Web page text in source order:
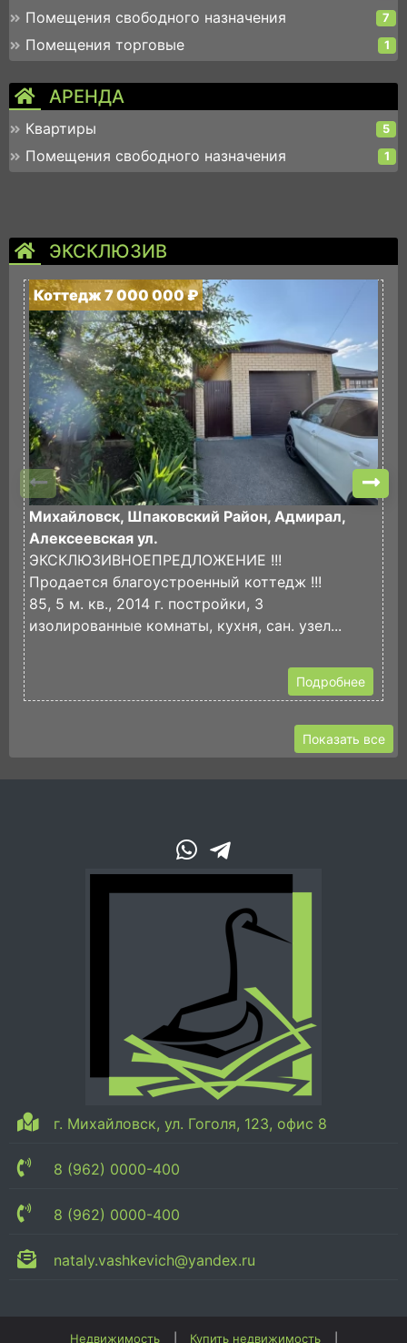
Помещения свободного назначения 7
Помещения торговые 1
АРЕНДА
Квартиры 5
Помещения свободного назначения 1
ЭКСКЛЮЗИВ
Коттедж 7 000 000 ₽
Михайловск, Шпаковский Район, Адмирал,
Алексеевская ул.
ЭКСКЛЮЗИВНОЕПРЕДЛОЖЕНИЕ !!!
Продается благоустроенный коттедж !!!
85, 5 м. кв., 2014 г. постройки, 3
изолированные комнаты, кухня, сан. узел...
Подробнее
Показать все
г. Михайловск, ул. Гоголя, 123, офис 8
8 (962) 0000-400
8 (962) 0000-400
nataly.vashkevich@yandex.ru
Недвижимость Купить недвижимость